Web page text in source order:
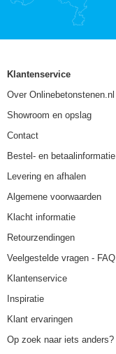
Klantenservice
Over Onlinebetonstenen.nl
Showroom en opslag
Contact
Bestel- en betaalinformatie
Levering en afhalen
Algemene voorwaarden
Klacht informatie
Retourzendingen
Veelgestelde vragen - FAQ
Klantenservice
Inspiratie
Klant ervaringen
Op zoek naar iets anders?